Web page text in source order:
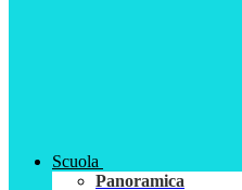
Scuola
Panoramica